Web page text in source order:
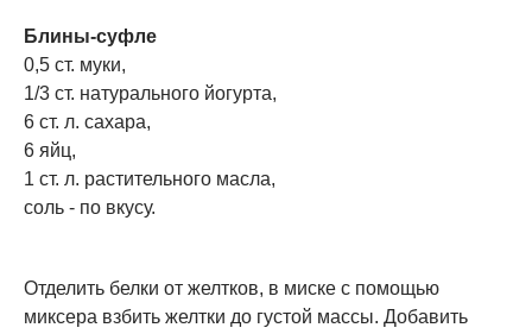
Блины-суфле
0,5 ст. муки,
1/3 ст. натурального йогурта,
6 ст. л. сахара,
6 яйц,
1 ст. л. растительного масла,
соль - по вкусу.
Отделить белки от желтков, в миске с помощью
миксера взбить желтки до густой массы. Добавить